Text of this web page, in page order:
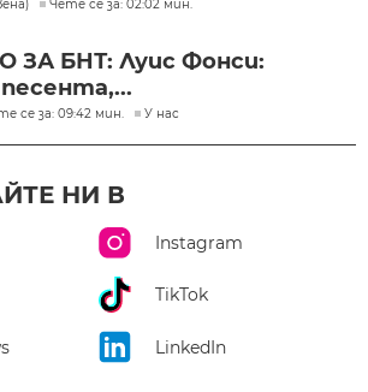
Чете се за: 02:02 мин.
ЗА БНТ: Луис Фонси:
се за: 09:42 мин. У нас
НИ В
Instagram
TikTok
LinkedIn